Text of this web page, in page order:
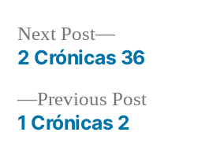
Post
navigation
Previous PostPrevious
1 Crónicas 2
Next Post
Next
post:
2 Crónicas 36